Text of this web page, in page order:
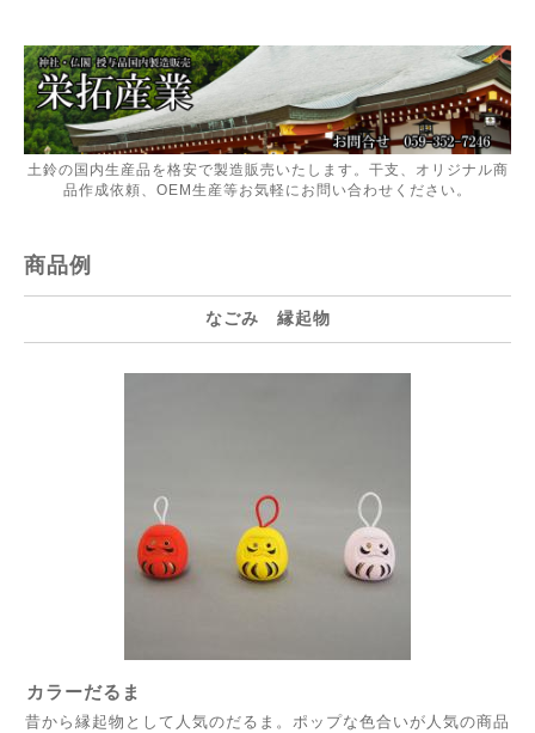
土鈴の国内生産品を格安で製造販売いたします。干支、オリジナル商
品作成依頼、OEM生産等お気軽にお問い合わせください。
商品例
なごみ 縁起物
カラーだるま
昔から縁起物として人気のだるま。ポップな色合いが人気の商品